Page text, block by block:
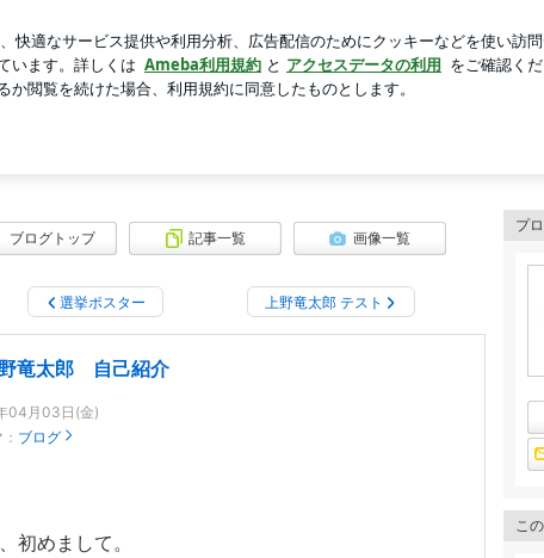
のナポリタン
ブログトップ 記事一覧 画像一覧
選挙ポスター 上野竜太郎 テスト
竜太郎 自己紹介
04月03日(金)
ブログ
初めまして。
プ
こ